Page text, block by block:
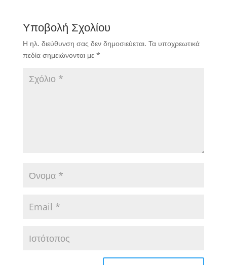
Υποβολή Σχολίου
Η ηλ. διεύθυνση σας δεν δημοσιεύεται. Τα υποχρεωτικά
πεδία σημειώνονται με *